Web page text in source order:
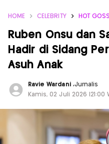
HOME CELEBRITY HOT
Ruben Onsu dan
Hadir di Sidang
Asuh Anak
Ravie Wardani ,Jurnalis
Kamis, 02 Juli 2026 |21:00